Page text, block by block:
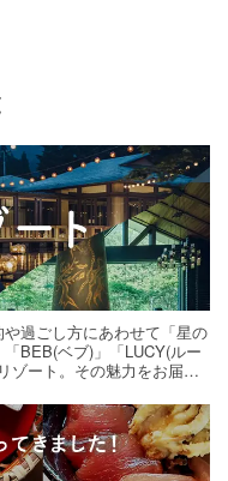
過ごし方にあわせて「星の
BEB(ベブ)」「LUCY(ルー
ゾート。その魅力をお届け